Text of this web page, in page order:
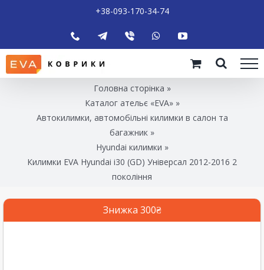
+38-093-170-34-74
Головна сторінка »
Каталог ательє «EVA»»
Автокилимки, автомобільні килимки в салон та
багажник »
Hyundai килимки »
Килимки EVA Hyundai i30 (GD) Універсал 2012-2016 2
покоління
Знижка 300₴